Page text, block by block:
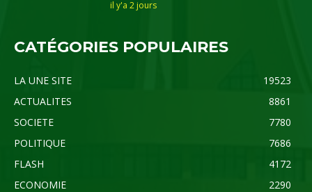
il y'a 2 jours
CATÉGORIES POPULAIRES
LA UNE SITE
19523
ACTUALITES
8861
SOCIETE
7780
POLITIQUE
7686
FLASH
4172
ECONOMIE
2290